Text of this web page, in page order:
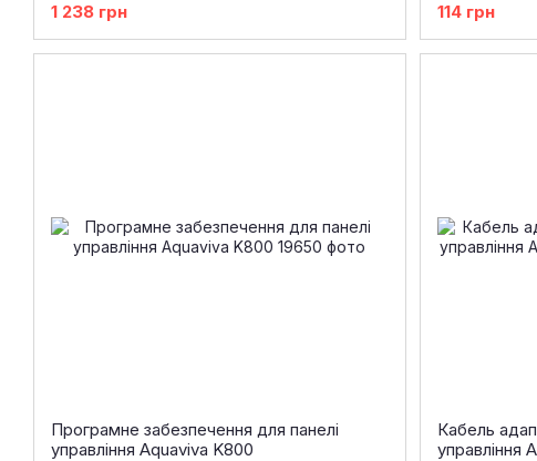
1 238 грн
114 грн
Програмне забезпечення для панелі
управління Aquaviva K800
Кабель
управління